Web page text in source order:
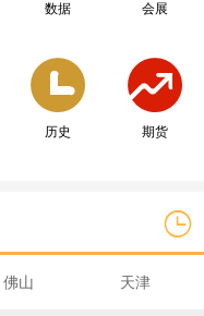
数据 会展
历史 期货
佛山 天津